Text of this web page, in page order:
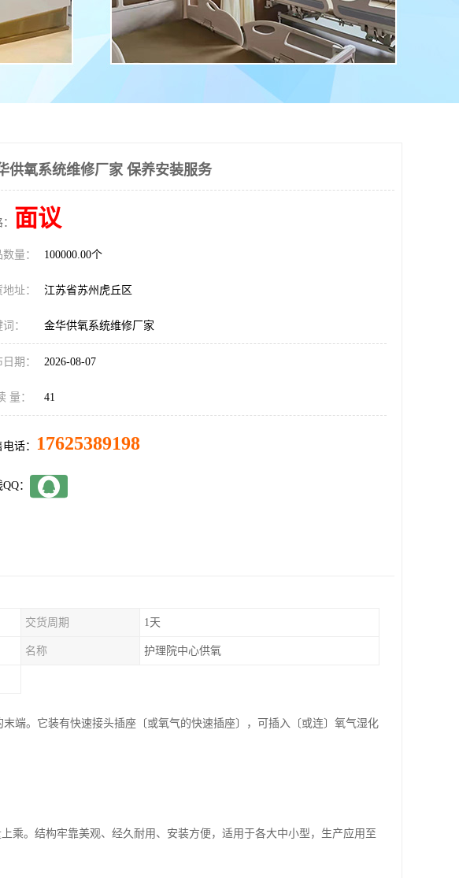
供氧系统维修厂家 保养安装服务
面议
量： 100000.00个
址： 江苏省苏州虎丘区
： 金华供氧系统维修厂家
期： 2026-08-07
量： 41
话： 17625389198
：
交货周期 1天
名称 护理院中心供氧
端。它装有快速接头插座〔或氧气的快速插座〕，可插入〔或连〕氧气湿化
乘。结构牢靠美观、经久耐用、安装方便，适用于各大中小型，生产应用至